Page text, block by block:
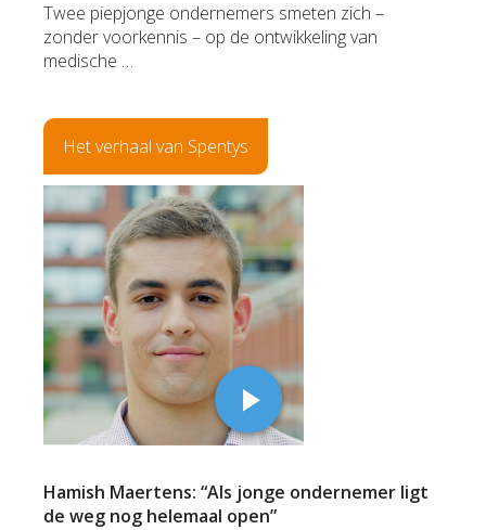
Twee piepjonge ondernemers smeten zich –
zonder voorkennis – op de ontwikkeling van
medische …
Het verhaal van Spentys
Hamish Maertens: “Als jonge ondernemer ligt
de weg nog helemaal open”